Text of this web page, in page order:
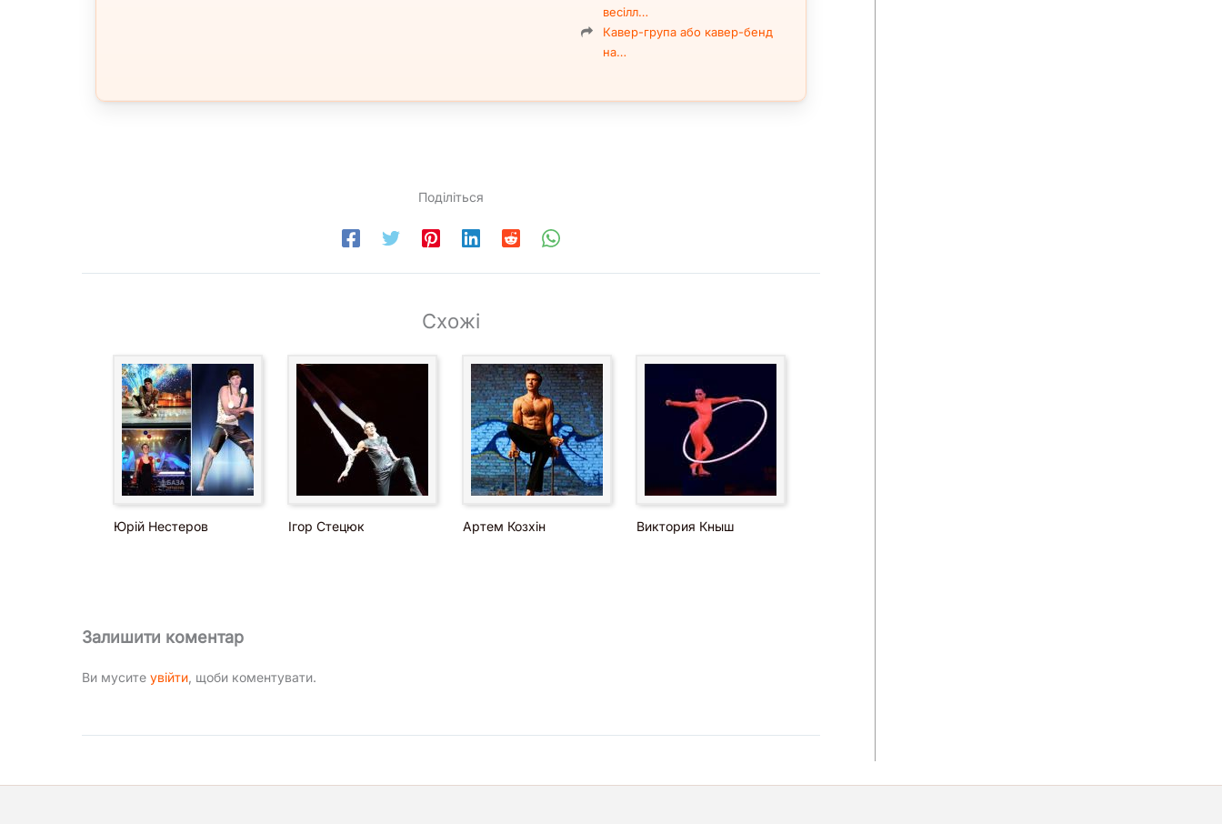
весілл…
Кавер-група або кавер-бенд
на…
Поділіться
Схожі
Юрій Нестеров Ігор Стецюк Артем Козхін Виктория Кныш
Залишити коментар
Ви мусите увійти , щоби коментувати.